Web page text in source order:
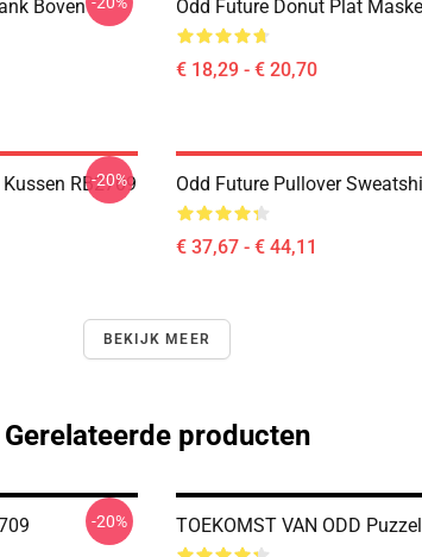
Boven
Odd Future Donut Plat
€ 18,29 - € 20,70
RB2709
-20% Odd Future Pullover
€ 37,67 - € 44,11
BEKIJK MEER
Gerelateerde producten
-20% TOEKOMST VAN ODD